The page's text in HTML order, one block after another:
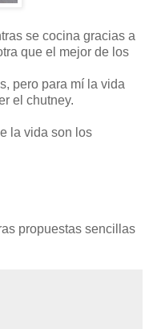
se cocina gracias a
que el mejor de los
pero para mí la vida
el chutney.
la vida son los
propuestas sencillas